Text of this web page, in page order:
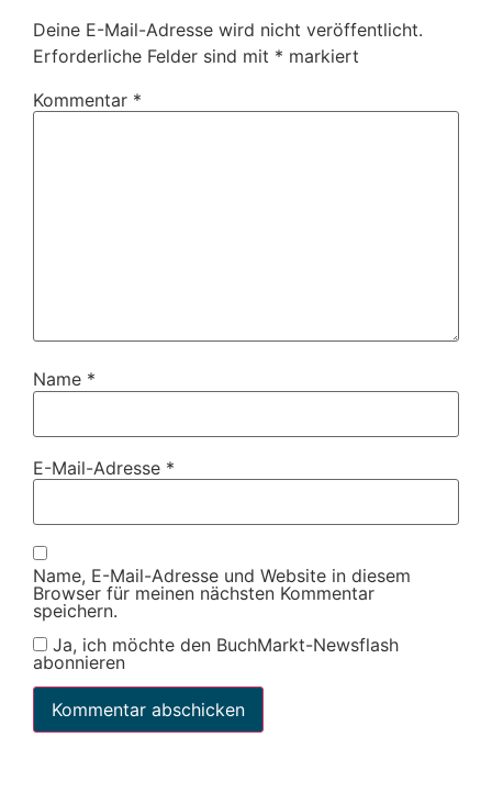
Deine E-Mail-Adresse wird nicht veröffentlicht.
Erforderliche Felder sind mit * markiert
Kommentar *
Name *
E-Mail-Adresse *
Name, E-Mail-Adresse und Website in diesem
Browser für meinen nächsten Kommentar
speichern.
Ja, ich möchte den BuchMarkt-Newsflash
abonnieren